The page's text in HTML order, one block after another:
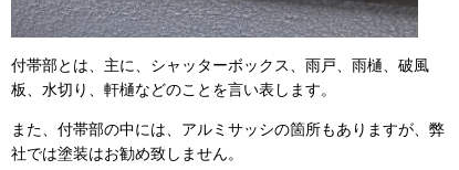
付帯部とは、主に、シャッターボックス、雨戸、雨樋、破風
板、水切り、軒樋などのことを言い表します。
また、付帯部の中には、アルミサッシの箇所もありますが、弊
社では塗装はお勧め致しません。